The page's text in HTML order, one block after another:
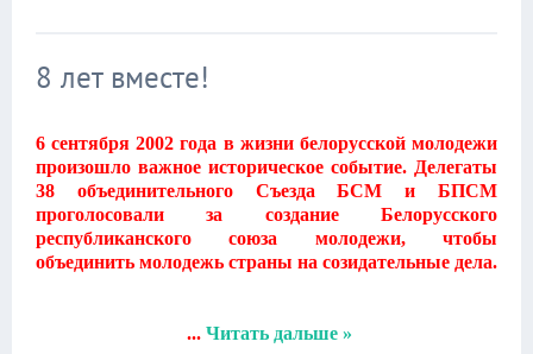
8 лет вместе!
6 сентября 2002 года в жизни белорусской молодежи
произошло важное историческое событие. Делегаты
38 объединительного Съезда БСМ и БПСМ
проголосовали за создание Белорусского
республиканского союза молодежи, чтобы
объединить молодежь страны на созидательные дела.
... Читать дальше »